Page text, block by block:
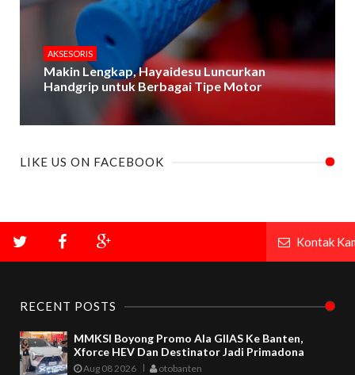
AKSESORIS
Makin Lengkap, Hayaidesu Luncurkan
Handgrip untuk Berbagai Tipe Motor
LIKE US ON FACEBOOK
Kontak
RECENT POSTS
MMKSI Boyong Promo Ala GIIAS Ke Banten,
Xforce HEV Dan Destinator Jadi Primadona
Aug 08 2026 otobanten